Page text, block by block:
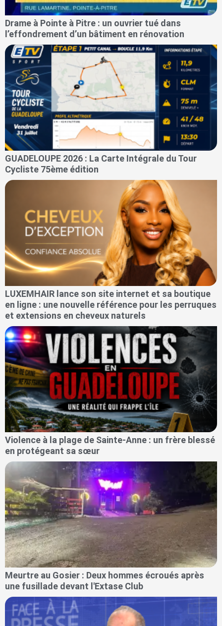
Drame à Pointe à Pitre : un ouvrier tué dans
l’effondrement d’un bâtiment en rénovation
GUADELOUPE 2026 : La Carte Intégrale du Tour
Cycliste 75ème édition
LUXEMHAIR lance son site internet et sa boutique
en ligne : une nouvelle référence pour les perruques
et extensions en cheveux naturels
Violence à la plage de Sainte-Anne : un frère blessé
en protégeant sa sœur
Meurtre au Gosier : Deux hommes écroués après
une fusillade devant l'Extase Club